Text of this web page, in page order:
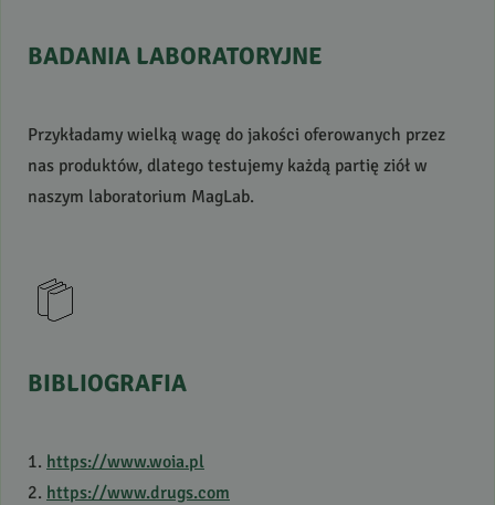
BADANIA LABORATORYJNE
Przykładamy wielką wagę do jakości oferowanych przez
nas produktów, dlatego testujemy każdą partię ziół w
naszym laboratorium MagLab.
BIBLIOGRAFIA
1. https://www.woia.pl
2. https://www.drugs.com